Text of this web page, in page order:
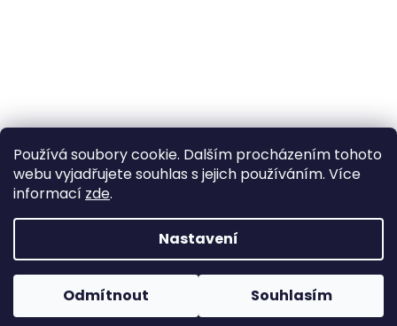
Používá soubory cookie. Dalším procházením tohoto
webu vyjadřujete souhlas s jejich používáním. Více
informací zde.
Nastavení
Odmítnout Souhlasím
Pokud u nás nenajdete konkrétní produkt, neváhejte se
ozvat. Ve většině případů jej můžeme zajistit na
Vytvořil Shoptet
Copyright 2026Horse life . Všechna práva vyhrazena.